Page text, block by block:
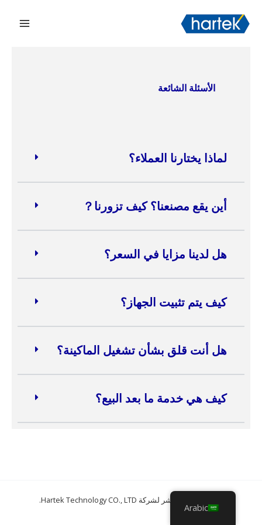
إلى
المحتوى
الأسئلة الشائعة
لماذا يختارنا العملاء؟
أين يقع مصنعنا؟ كيف تزورنا？
هل لدينا مزايا في السعر؟
كيف يتم تثبيت الجهاز؟
هل أنت قلق بشأن تشغيل الماكينة؟
كيف هي خدمة ما بعد البيع؟
حقوق الطبع والنشر لشركة Hartek Technology CO., LTD.
Arabic